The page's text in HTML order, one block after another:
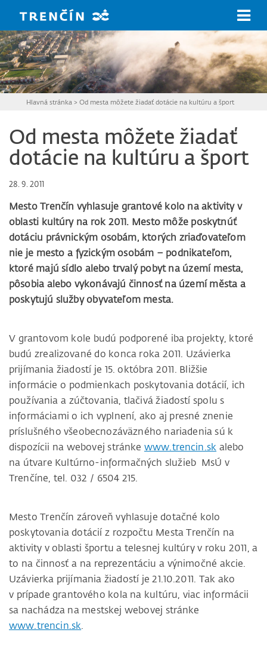
Hlavná stránka > Od mesta môžete žiadať dotácie na kultúru a šport
Od mesta môžete žiadať
dotácie na kultúru a šport
28. 9. 2011
Mesto Trenčín vyhlasuje grantové kolo na aktivity v
oblasti kultúry na rok 2011. Mesto môže poskytnúť
dotáciu právnickým osobám, ktorých zriaďovateľom
nie je mesto a fyzickým osobám – podnikateľom,
ktoré majú sídlo alebo trvalý pobyt na území mesta,
pôsobia alebo vykonávajú činnosť na území města a
poskytujú služby obyvateľom mesta.
V grantovom kole budú podporené iba projekty, ktoré
budú zrealizované do konca roka 2011. Uzávierka
prijímania žiadostí je 15. októbra 2011. Bližšie
informácie o podmienkach poskytovania dotácií, ich
používania a zúčtovania, tlačivá žiadostí spolu s
informáciami o ich vyplnení, ako aj presné znenie
príslušného všeobecnozáväzného nariadenia sú k
dispozícii na webovej stránke www.trencin.sk alebo
na útvare Kultúrno-informačných služieb MsÚ v
Trenčíne, tel. 032 / 6504 215.
Mesto Trenčín zároveň vyhlasuje dotačné kolo
poskytovania dotácií z rozpočtu Mesta Trenčín na
aktivity v oblasti športu a telesnej kultúry v roku 2011, a
to na činnosť a na reprezentáciu a výnimočné akcie.
Uzávierka prijímania žiadostí je 21.10.2011. Tak ako
v prípade grantového kola na kultúru, viac informácii
sa nachádza na mestskej webovej stránke
www.trencin.sk.